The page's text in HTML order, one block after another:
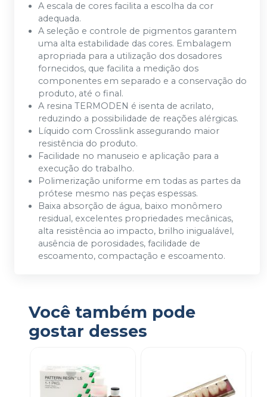
A escala de cores facilita a escolha da cor
adequada.
A seleção e controle de pigmentos garantem
uma alta estabilidade das cores. Embalagem
apropriada para a utilização dos dosadores
fornecidos, que facilita a medição dos
componentes em separado e a conservação do
produto, até o final.
A resina TERMODEN é isenta de acrilato,
reduzindo a possibilidade de reações alérgicas.
Líquido com Crosslink assegurando maior
resistência do produto.
Facilidade no manuseio e aplicação para a
execução do trabalho.
Polimerização uniforme em todas as partes da
prótese mesmo nas peças espessas.
Baixa absorção de água, baixo monômero
residual, excelentes propriedades mecânicas,
alta resistência ao impacto, brilho inigualável,
ausência de porosidades, facilidade de
escoamento, compactação e escoamento.
Você também pode
gostar desses